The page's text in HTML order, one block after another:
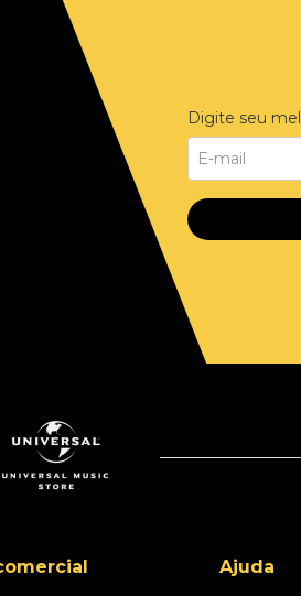
Digite seu
Ajuda